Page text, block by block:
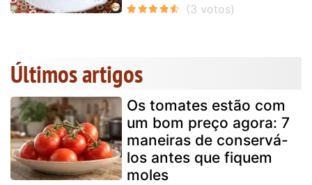
Últimos artigos
Os tomates estão com
um bom preço agora: 7
maneiras de conservá-
los antes que fiquem
moles